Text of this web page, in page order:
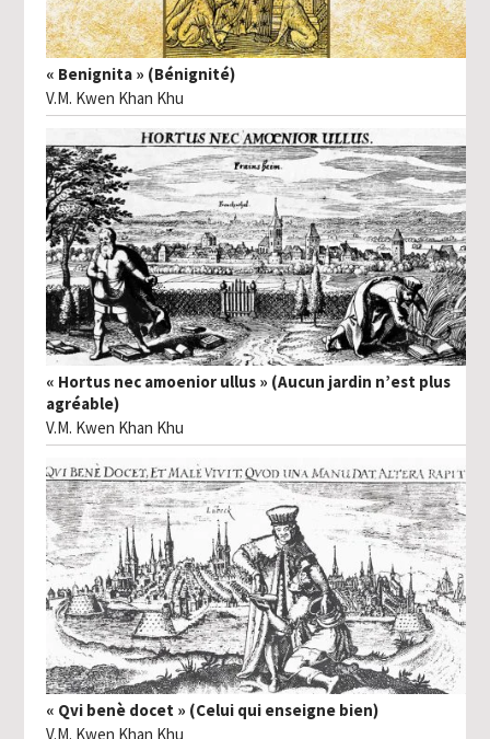
« Benignita » (Bénignité)
V.M. Kwen Khan Khu
« Hortus nec amoenior ullus » (Aucun jardin n’est plus
agréable)
V.M. Kwen Khan Khu
« Qvi benè docet » (Celui qui enseigne bien)
V.M. Kwen Khan Khu